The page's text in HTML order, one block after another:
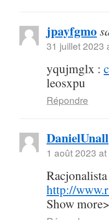
jpayfgmo
31 juillet 2023
yqujmglx :
leosxpu
Répondre
DanielUnall
1 août 2023
http://
Show